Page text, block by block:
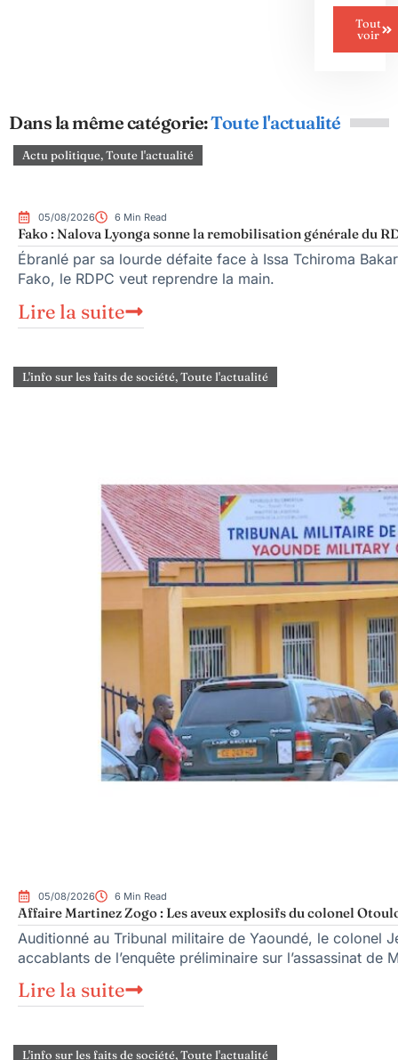
Tout
voir
Dans la même catégorie:Toute l'actualité
Actu politique,Toute l'actualité
05/08/2026 6 Min Read
Fako : Nalova Lyonga sonne la remobilisation générale du
Ébranlé par sa lourde défaite face à Issa Tchiroma
Fako, le RDPC veut reprendre la main.
Lire la suite
L'info sur les faits de société,Toute l'actualité
05/08/2026 6 Min Read
Affaire Martinez Zogo : Les aveux explosifs du colonel
Auditionné au Tribunal militaire de Yaoundé, le colonel
accablants de l’enquête préliminaire sur l’assassinat de
Lire la suite
L'info sur les faits de société,Toute l'actualité